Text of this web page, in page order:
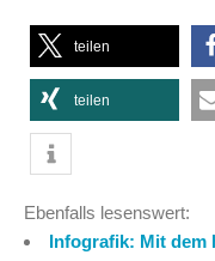
teilen
teilen
Ebenfalls lesenswert:
Infografik: Mit dem